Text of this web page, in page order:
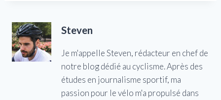
Steven
Je m'appelle Steven, rédacteur en chef de
notre blog dédié au cyclisme. Après des
études en journalisme sportif, ma
passion pour le vélo m'a propulsé dans